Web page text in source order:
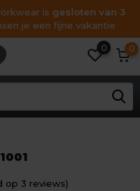
is gesloten van 3
je een fijne vakantie
0 0
op 3 reviews)